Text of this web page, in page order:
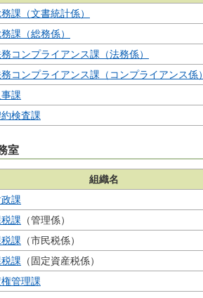
課（文書統計係）
課（総務係）
コンプライアンス課（法務係）
コンプライアンス課（コンプライアンス係）
課
検査課
室
組織名
課
課 （管理係）
課 （市民税係）
課 （固定資産税係）
管理課